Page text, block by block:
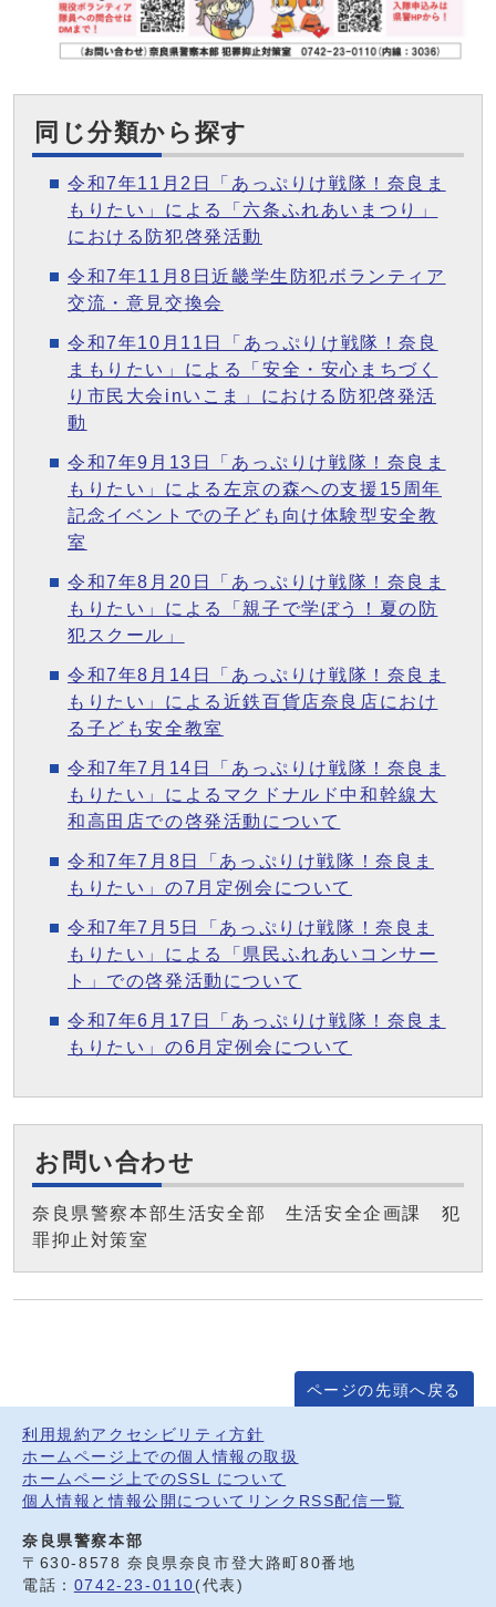
同じ分類から探す
令和7年11月2日「あっぷりけ戦隊！奈良ま
もりたい」による「六条ふれあいまつり」
における防犯啓発活動
令和7年11月8日近畿学生防犯ボランティア
交流・意見交換会
令和7年10月11日「あっぷりけ戦隊！奈良
まもりたい」による「安全・安心まちづく
り市民大会inいこま」における防犯啓発活
動
令和7年9月13日「あっぷりけ戦隊！奈良ま
もりたい」による左京の森への支援15周年
記念イベントでの子ども向け体験型安全教
室
令和7年8月20日「あっぷりけ戦隊！奈良ま
もりたい」による「親子で学ぼう！夏の防
犯スクール」
令和7年8月14日「あっぷりけ戦隊！奈良ま
もりたい」による近鉄百貨店奈良店におけ
る子ども安全教室
令和7年7月14日「あっぷりけ戦隊！奈良ま
もりたい」によるマクドナルド中和幹線大
和高田店での啓発活動について
令和7年7月8日「あっぷりけ戦隊！奈良ま
もりたい」の7月定例会について
令和7年7月5日「あっぷりけ戦隊！奈良ま
もりたい」による「県民ふれあいコンサー
ト」での啓発活動について
令和7年6月17日「あっぷりけ戦隊！奈良ま
もりたい」の6月定例会について
お問い合わせ
奈良県警察本部生活安全部 生活安全企画課 犯
罪抑止対策室
ページの先頭へ戻る
利用規約 アクセシビリティ方針
ホームページ上での個人情報の取扱
ホームページ上でのSSL について
個人情報と情報公開について リンク RSS配信一覧
奈良県警察本部
〒630-8578 奈良県奈良市登大路町80番地
電話： 0742-23-0110 (代表)